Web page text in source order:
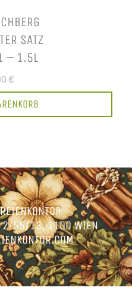
SATZ
– 1.5L
€
2/55/13, 1100 WIEN